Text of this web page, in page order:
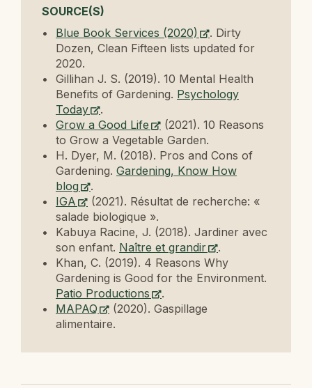
SOURCE(S)
Blue Book Services (2020)
. Dirty
Dozen, Clean Fifteen lists updated for
2020.
Gillihan J. S. (2019). 10 Mental Health
Benefits of Gardening. Psychology
Today
.
Grow a Good Life
(2021). 10 Reasons
to Grow a Vegetable Garden.
H. Dyer, M. (2018). Pros and Cons of
Gardening. Gardening, Know How
blog
.
IGA
(2021). Résultat de recherche: «
salade biologique ».
Kabuya Racine, J. (2018). Jardiner avec
son enfant. Naître et grandir
.
Khan, C. (2019). 4 Reasons Why
Gardening is Good for the Environment.
Patio Productions
.
MAPAQ
(2020). Gaspillage
alimentaire.